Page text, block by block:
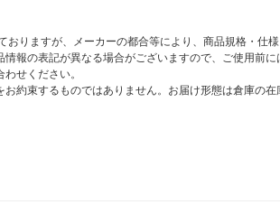
りますが、メーカーの都合等により、商品規格・仕
報の表記が異なる場合がございますので、ご使用前
せください。
約束するものではありません。お届け形態は倉庫の